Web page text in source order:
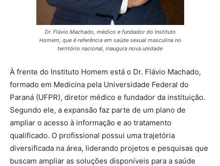
Dr. Flávio Machado, médico e fundador do Instituto
Homem, que é referência em saúde sexual masculina no
território nacional, inaugura nova unidade
À frente do Instituto Homem está o Dr. Flávio Machado,
formado em Medicina pela Universidade Federal do
Paraná (UFPR), diretor médico e fundador da instituição.
Segundo ele, a expansão faz parte de um plano de
ampliar o acesso à informação e ao tratamento
qualificado. O profissional possui uma trajetória
diversificada na área, liderando projetos e pesquisas que
buscam ampliar as soluções disponíveis para a saúde